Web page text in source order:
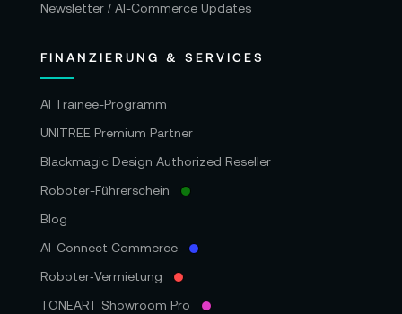
Newsletter / AI-Commerce Updates
FINANZIERUNG & SERVICES
AI Trainee-Programm
UNITREE Premium Partner
Blackmagic Design Authorized Reseller
Roboter-Führerschein
Blog
AI-Connect Commerce
Roboter‑Vermietung
TONEART Showroom Pro